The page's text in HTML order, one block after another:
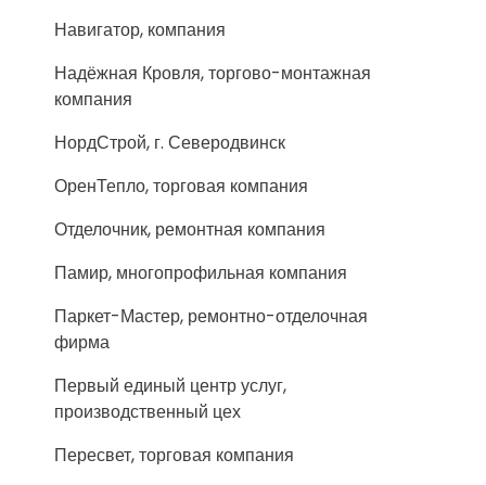
Навигатор, компания
Надёжная Кровля, торгово-монтажная
компания
НордСтрой, г. Северодвинск
ОренТепло, торговая компания
Отделочник, ремонтная компания
Памир, многопрофильная компания
Паркет-Мастер, ремонтно-отделочная
фирма
Первый единый центр услуг,
производственный цех
Пересвет, торговая компания